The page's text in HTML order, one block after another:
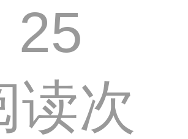
25
读次